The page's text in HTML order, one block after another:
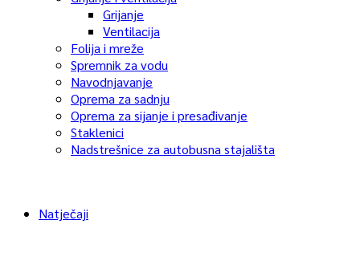
Grijanje
Ventilacija
Folija i mreže
Spremnik za vodu
Navodnjavanje
Oprema za sadnju
Oprema za sijanje i presađivanje
Staklenici
Nadstrešnice za autobusna stajališta
Natječaji